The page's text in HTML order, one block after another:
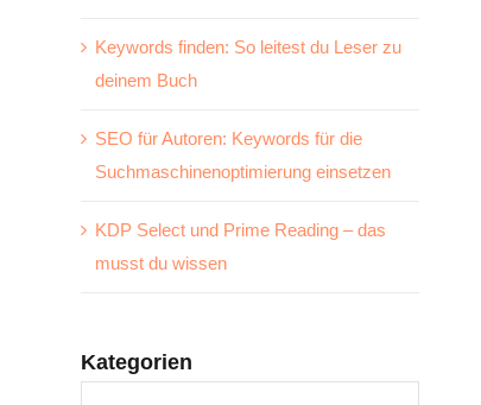
Keywords finden: So leitest du Leser zu
deinem Buch
SEO für Autoren: Keywords für die
Suchmaschinenoptimierung einsetzen
KDP Select und Prime Reading – das
musst du wissen
Kategorien